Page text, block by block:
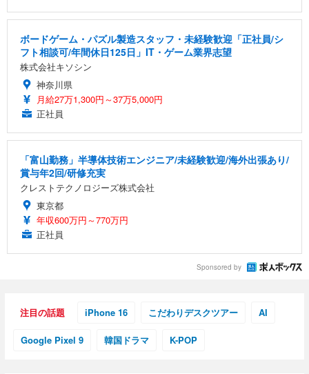
ボードゲーム・パズル製造スタッフ・未経験歓迎「正社員/シ
フト相談可/年間休日125日」IT・ゲーム業界志望
株式会社キソシン
神奈川県
月給27万1,300円～37万5,000円
正社員
「富山勤務」半導体技術エンジニア/未経験歓迎/海外出張あり/
賞与年2回/研修充実
クレストテクノロジーズ株式会社
東京都
年収600万円～770万円
正社員
Sponsored by
注目の話題 iPhone 16 こだわりデスクツアー AI
Google Pixel 9 韓国ドラマ K-POP